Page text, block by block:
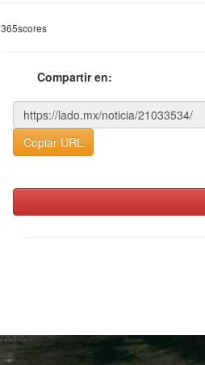
365scores
Compartir en:
Copiar URL